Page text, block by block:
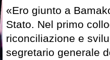
«Ero giunto a
Stato. Nel primo
riconciliazione e
segretario generale